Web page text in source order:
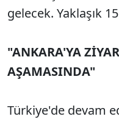
gelecek. Yaklaşık
"ANKARA'YA
AŞAMASINDA"
Türkiye'de devam